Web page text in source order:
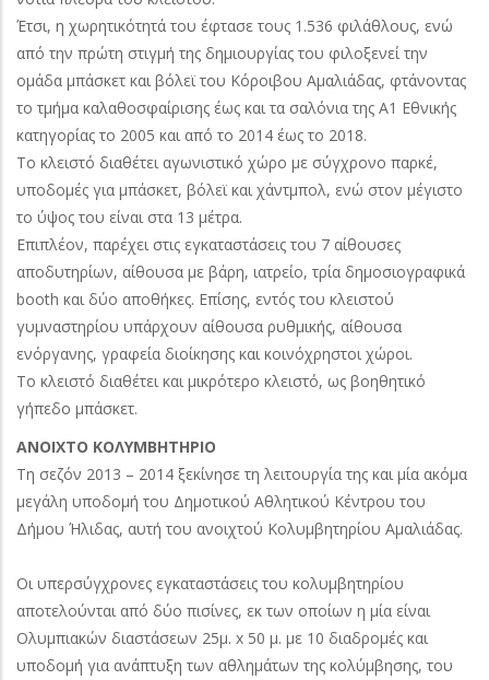
Έτσι, η χωρητικότητά του έφτασε τους 1.536 φιλάθλους, ενώ
από την πρώτη στιγμή της δημιουργίας του φιλοξενεί την
ομάδα μπάσκετ και βόλεϊ του Κόροιβου Αμαλιάδας, φτάνοντας
το τμήμα καλαθοσφαίρισης έως και τα σαλόνια της Α1 Εθνικής
κατηγορίας το 2005 και από το 2014 έως το 2018.
Το κλειστό διαθέτει αγωνιστικό χώρο με σύγχρονο παρκέ,
υποδομές για μπάσκετ, βόλεϊ και χάντμπολ, ενώ στον μέγιστο
το ύψος του είναι στα 13 μέτρα.
Επιπλέον, παρέχει στις εγκαταστάσεις του 7 αίθουσες
αποδυτηρίων, αίθουσα με βάρη, ιατρείο, τρία δημοσιογραφικά
booth και δύο αποθήκες. Επίσης, εντός του κλειστού
γυμναστηρίου υπάρχουν αίθουσα ρυθμικής, αίθουσα
ενόργανης, γραφεία διοίκησης και κοινόχρηστοι χώροι.
Το κλειστό διαθέτει και μικρότερο κλειστό, ως βοηθητικό
γήπεδο μπάσκετ.
ΑΝΟΙΧΤΟ ΚΟΛΥΜΒΗΤΗΡΙΟ
Τη σεζόν 2013 – 2014 ξεκίνησε τη λειτουργία της και μία ακόμα
μεγάλη υποδομή του Δημοτικού Αθλητικού Κέντρου του
Δήμου Ήλιδας, αυτή του ανοιχτού Κολυμβητηρίου Αμαλιάδας.
Οι υπερσύγχρονες εγκαταστάσεις του κολυμβητηρίου
αποτελούνται από δύο πισίνες, εκ των οποίων η μία είναι
Ολυμπιακών διαστάσεων 25μ. x 50 μ. με 10 διαδρομές και
υποδομή για ανάπτυξη των αθλημάτων της κολύμβησης, του